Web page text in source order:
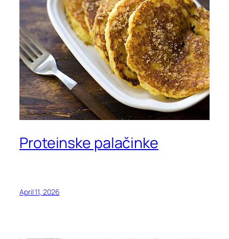
Proteinske palačinke
April 11, 2026